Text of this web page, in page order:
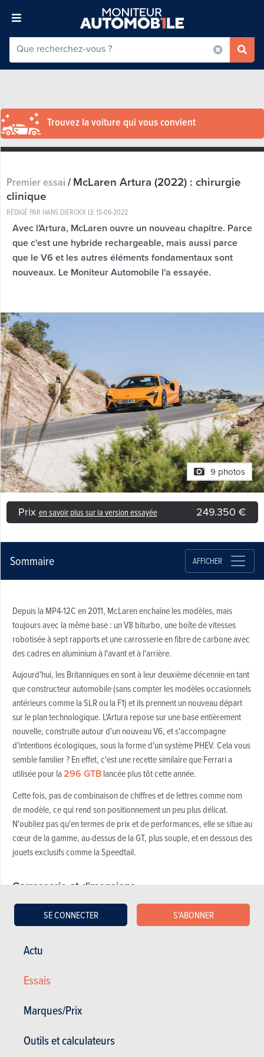
Actu
Essais
Marques/Prix
Outils et calculateurs
SE CONNECTER S'ABONNER
Trouvez la voiture qui vous convient
Premier essai/McLaren Artura (2022) : chirurgie
clinique
RÉDIGÉ PAR HANS DIERCKX LE15-06-2022
Avec l'Artura, McLaren ouvre un nouveau chapitre. Parce
que c'est une hybride rechargeable, mais aussi parce
que le V6 et les autres éléments fondamentaux sont
nouveaux. Le Moniteur Automobile l'a essayée.
9 photos
Prix en savoir plus sur la version essayée 249.350 €
Sommaire AFFICHER
Depuis la MP4-12C en 2011, McLaren enchaîne les modèles, mais
toujours avec la même base : un V8 biturbo, une boîte de vitesses
robotisée à sept rapports et une carrosserie en fibre de carbone avec
des cadres en aluminium à l'avant et à l'arrière.
Aujourd'hui, les Britanniques en sont à leur deuxième décennie en tant
que constructeur automobile (sans compter les modèles occasionnels
antérieurs comme la SLR ou la F1) et ils prennent un nouveau départ
sur le plan technologique. L'Artura repose sur une base entièrement
nouvelle, construite autour d'un nouveau V6, et s'accompagne
d'intentions écologiques, sous la forme d'un système PHEV. Cela vous
semble familier ? En effet, c'est une recette similaire que Ferrari a
utilisée pour la296 GTBlancée plus tôt cette année.
Cette fois, pas de combinaison de chiffres et de lettres comme nom
de modèle, ce qui rend son positionnement un peu plus délicat.
N'oubliez pas qu'en termes de prix et de performances, elle se situe au
cœur de la gamme, au-dessus de la GT, plus souple, et en dessous des
jouets exclusifs comme la Speedtail.
Carrosserie et dimensions
Il faut toujours bien observer une McLaren, car à première vue,
connaissent pas aujourd'hui le même succès commercial que les
Cependant, si vous regardez de plus près, vous remarquerez de
peut voir la salle des machines, comme sur les voitures de
carrosserie en aluminium magnifiquement sculptés, avec leurs